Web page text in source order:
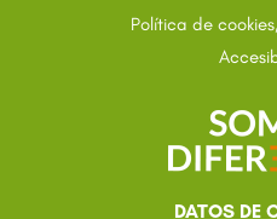
Política de
DATOS DE